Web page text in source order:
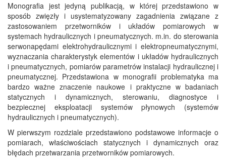
Monografia jest jedyną publikacją, w której przedstawiono w
sposób zwięzły i usystematyzowany zagadnienia związane z
zastosowaniem przetworników i układów pomiarowych w
systemach hydraulicznych i pneumatycznych. m.in. do sterowania
serwonapędami elektrohydraulicznymi i elektropneumatycznymi,
wyznaczania charakterystyk elementów i układów hydraulicznych
i pneumatycznych, pomiarów parametrów instalacji hydraulicznej i
pneumatycznej. Przedstawiona w monografii problematyka ma
bardzo ważne znaczenie naukowe i praktyczne w badaniach
statycznych i dynamicznych, sterowaniu, diagnostyce i
bezpiecznej eksploatacji systemów płynowych (systemów
hydraulicznych i pneumatycznych).
W pierwszym rozdziale przedstawiono podstawowe informacje o
pomiarach, właściwościach statycznych i dynamicznych oraz
błędach przetwarzania przetworników pomiarowych.